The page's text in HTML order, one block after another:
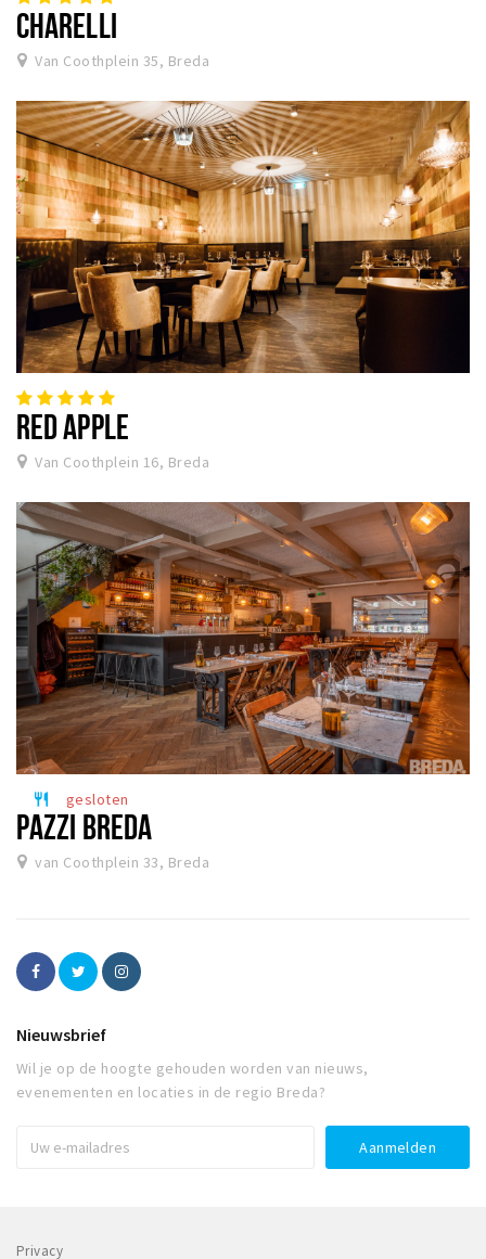
CHARELLI
Van Coothplein 35, Breda
RED APPLE
Van Coothplein 16, Breda
restaurant gesloten
PAZZI BREDA
van Coothplein 33, Breda
Nieuwsbrief
Wil je op de hoogte gehouden worden van nieuws,
evenementen en locaties in de regio Breda?
Privacy